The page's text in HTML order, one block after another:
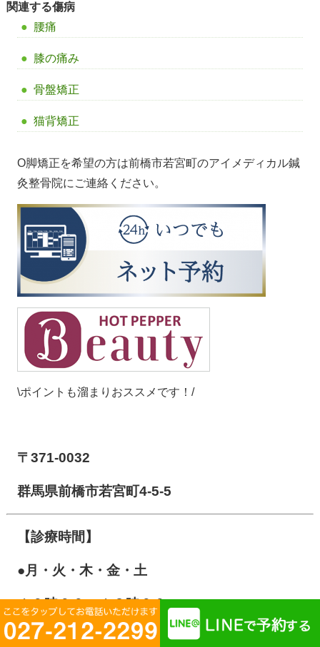
関連する傷病
腰痛
膝の痛み
骨盤矯正
猫背矯正
O脚矯正を希望の方は前橋市若宮町のアイメディカル鍼
灸整骨院にご連絡ください。
\ポイントも溜まりおススメです！/
〒371-0032
群馬県前橋市若宮町4-5-5
【診療時間】
●月・火・木・金・土
１０時００～１３時００
１５時００～２０時００